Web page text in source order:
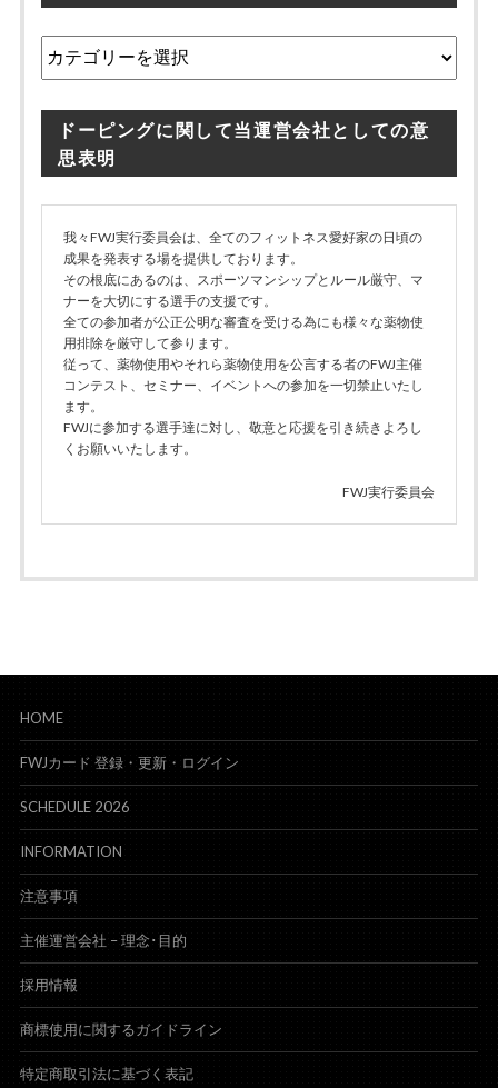
テ
リ
ドーピングに関して当運営会社としての意
思表明
我々FWJ実行委員会は、全てのフィットネス愛好家の日頃の
成果を発表する場を提供しております。
その根底にあるのは、スポーツマンシップとルール厳守、マ
ナーを大切にする選手の支援です。
全ての参加者が公正公明な審査を受ける為にも様々な薬物使
用排除を厳守して参ります。
従って、薬物使用やそれら薬物使用を公言する者のFWJ主催
コンテスト、セミナー、イベントへの参加を一切禁止いたし
ます。
FWJに参加する選手達に対し、敬意と応援を引き続きよろし
くお願いいたします。
FWJ実行委員会
HOME
FWJカード 登録・更新・ログイン
SCHEDULE 2026
INFORMATION
注意事項
主催運営会社 – 理念･目的
採用情報
商標使用に関するガイドライン
特定商取引法に基づく表記